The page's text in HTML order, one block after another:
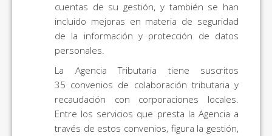
cuentas de su gestión, y también se han
incluido mejoras en materia de seguridad
de la información y protección de datos
personales.
La Agencia Tributaria tiene suscritos
35 convenios de colaboración tributaria y
recaudación con corporaciones locales.
Entre los servicios que presta la Agencia a
través de estos convenios, figura la gestión,